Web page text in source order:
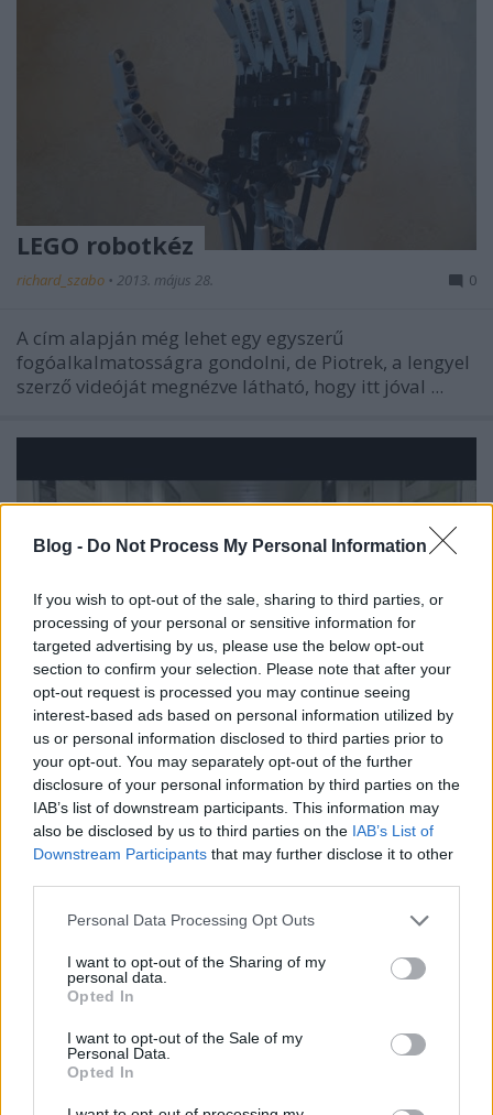
Blog - Do Not Process My Personal Information
If you wish to opt-out of the sale, sharing to third parties, or
processing of your personal or sensitive information for
targeted advertising by us, please use the below opt-out
section to confirm your selection. Please note that after your
opt-out request is processed you may continue seeing
interest-based ads based on personal information utilized by
us or personal information disclosed to third parties prior to
your opt-out. You may separately opt-out of the further
disclosure of your personal information by third parties on the
IAB’s list of downstream participants. This information may
also be disclosed by us to third parties on the IAB’s List of
Downstream Participants that may further disclose it to other
Please note that this website/app uses one or more Google
not limited to your visit or usage behaviour. You may click to
grant or deny consent to Google and its third-party tags to
use your data for below specified purposes in below Google
consent section.
Personal Data Processing Opt Outs
I want to opt-out of the Sharing of my
personal data.
Opted In
I want to opt-out of the Sale of my
Personal Data.
Opted In
LEGO robotkéz
richard_szabo • 2013. május 28. 0
A cím alapján még lehet egy egyszerű
fogóalkalmatosságra gondolni, de Piotrek, a lengyel
szerző videóját megnézve látható, hogy itt jóval ...
Húsvéti nyuszi vs. robothadsereg
richard_szabo•2013. május 24.
Bár már Pünkösd is elmúlt, egy húsvéti tematikájú
filmet mutatok. A figyelmetlen nyuszi elszórta a
csokitojásokat, amiértRoboynagyon ...
Robotika szakosztályi gyűlés
Kedves Tagtársak!